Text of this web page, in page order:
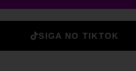
SIGA NO TIKTOK